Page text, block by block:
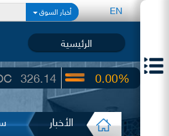
EN أخبار السوق
الرئيسية
22.65
UIC
0.00%
الأخبار